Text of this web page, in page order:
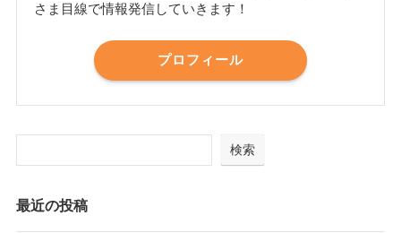
さま目線で情報発信していきます！
プロフィール
検索
最近の投稿